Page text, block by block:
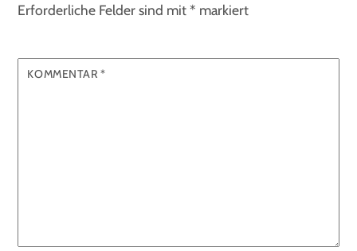
Erforderliche Felder sind mit* markiert
KOMMENTAR*